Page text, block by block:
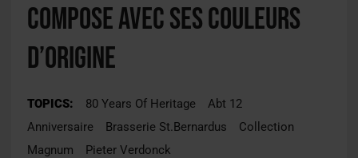
compose avec ses couleurs
d’origine
TOPICS: 80 Years Of Heritage
Abt 12
Anniversaire
Brasserie St.Bernardus
Collection
Magnum
Pieter Verdonck